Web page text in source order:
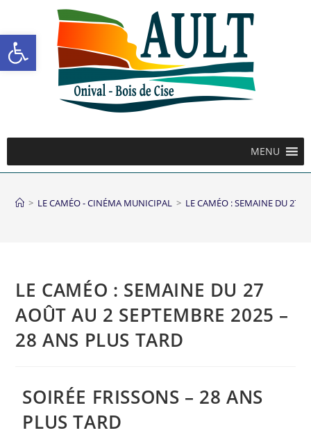
Ouvrir la barre d’outils
MENU
> LE CAMÉO - CINÉMA MUNICIPAL > LE CAMÉO : SEMAINE DU 27
LE CAMÉO : SEMAINE DU 27
AOÛT AU 2 SEPTEMBRE 2025 –
28 ANS PLUS TARD
SOIRÉE FRISSONS – 28 ANS
PLUS TARD